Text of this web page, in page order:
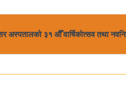
अस्पतालको ३१ औँ वार्षिकोत्सव तथा